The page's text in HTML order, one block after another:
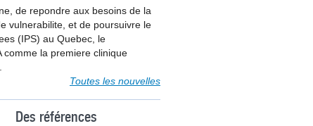
de repondre aux besoins de la
vulnerabilite, et de poursuivre le
(IPS) au Quebec, le
comme la premiere clinique
Toutes les nouvelles
Des références